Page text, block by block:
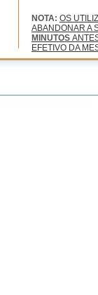
NOTA: OS
ABANDONAR A
MINUTOS
EFETIVO DA